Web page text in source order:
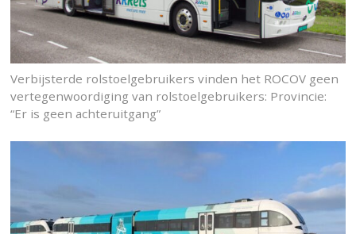
Verbijsterde rolstoelgebruikers vinden het ROCOV geen
vertegenwoordiging van rolstoelgebruikers: Provincie:
“Er is geen achteruitgang”